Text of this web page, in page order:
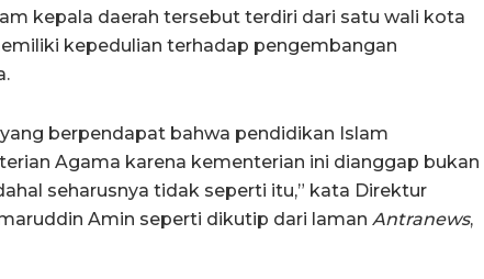
kepala daerah tersebut terdiri dari satu wali kota
kepedulian terhadap pengembangan
berpendapat bahwa pendidikan Islam
Agama karena kementerian ini dianggap bukan
seharusnya tidak seperti itu,” kata Direktur
Amin seperti dikutip dari laman Antranews,